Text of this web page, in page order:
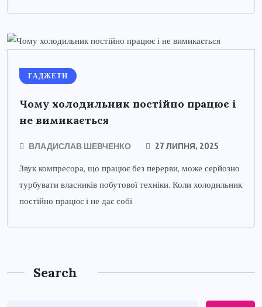
ГАДЖЕТИ
Чому холодильник постійно працює і
не вимикається
ВЛАДИСЛАВ ШЕВЧЕНКО 27 ЛИПНЯ, 2025
Звук компресора, що працює без перерви, може серйозно
турбувати власників побутової техніки. Коли холодильник
постійно працює і не дає собі
Search